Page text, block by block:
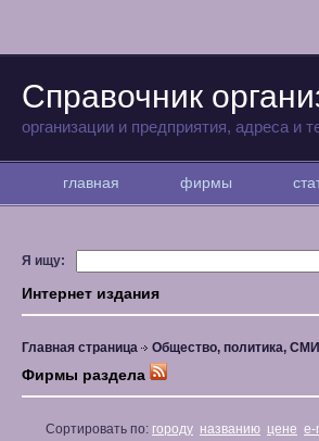
Справочник
организации и предприятия, адреса и
главная фирмы
Я ищу:
Интернет издания
Главная страница Общество, политика, СМИ
Фирмы раздела
Сортировать по: городу названию цене e-